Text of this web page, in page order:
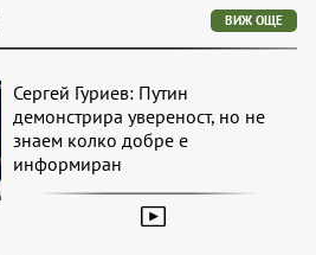
ВИЖ ОЩЕ
Сергей Гуриев: Путин
демонстрира увереност, но не
знаем колко добре е
информиран